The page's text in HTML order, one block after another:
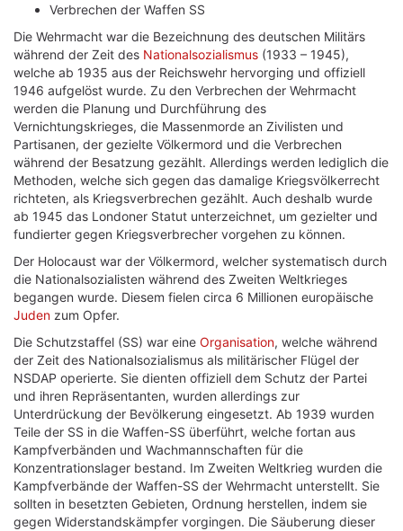
Verbrechen der Waffen SS
Die Wehrmacht war die Bezeichnung des deutschen Militärs
während der Zeit des Nationalsozialismus (1933 – 1945),
welche ab 1935 aus der Reichswehr hervorging und offiziell
1946 aufgelöst wurde. Zu den Verbrechen der Wehrmacht
werden die Planung und Durchführung des
Vernichtungskrieges, die Massenmorde an Zivilisten und
Partisanen, der gezielte Völkermord und die Verbrechen
während der Besatzung gezählt. Allerdings werden lediglich die
Methoden, welche sich gegen das damalige Kriegsvölkerrecht
richteten, als Kriegsverbrechen gezählt. Auch deshalb wurde
ab 1945 das Londoner Statut unterzeichnet, um gezielter und
fundierter gegen Kriegsverbrecher vorgehen zu können.
Der Holocaust war der Völkermord, welcher systematisch durch
die Nationalsozialisten während des Zweiten Weltkrieges
begangen wurde. Diesem fielen circa 6 Millionen europäische
Juden zum Opfer.
Die Schutzstaffel (SS) war eine Organisation, welche während
der Zeit des Nationalsozialismus als militärischer Flügel der
NSDAP operierte. Sie dienten offiziell dem Schutz der Partei
und ihren Repräsentanten, wurden allerdings zur
Unterdrückung der Bevölkerung eingesetzt. Ab 1939 wurden
Teile der SS in die Waffen-SS überführt, welche fortan aus
Kampfverbänden und Wachmannschaften für die
Konzentrationslager bestand. Im Zweiten Weltkrieg wurden die
Kampfverbände der Waffen-SS der Wehrmacht unterstellt. Sie
sollten in besetzten Gebieten, Ordnung herstellen, indem sie
gegen Widerstandskämpfer vorgingen. Die Säuberung dieser